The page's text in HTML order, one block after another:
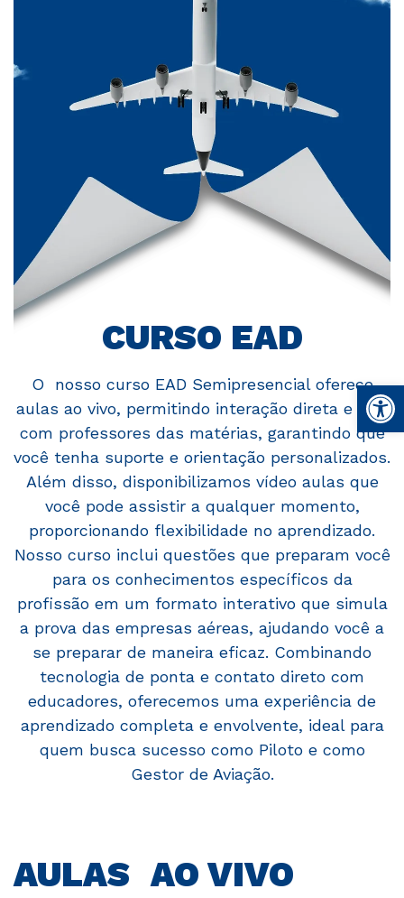
Abrir
CURSO EAD
O nosso curso EAD Semipresencial oferece
aulas ao vivo, permitindo interação direta e real
com professores das matérias, garantindo que
você tenha suporte e orientação personalizados.
Além disso, disponibilizamos vídeo aulas que
você pode assistir a qualquer momento,
proporcionando flexibilidade no aprendizado.
Nosso curso inclui questões que preparam você
para os conhecimentos específicos da
profissão em um formato interativo que simula
a prova das empresas aéreas, ajudando você a
se preparar de maneira eficaz. Combinando
tecnologia de ponta e contato direto com
educadores, oferecemos uma experiência de
aprendizado completa e envolvente, ideal para
quem busca sucesso como Piloto e como
Gestor de Aviação.
AULAS AO VIVO